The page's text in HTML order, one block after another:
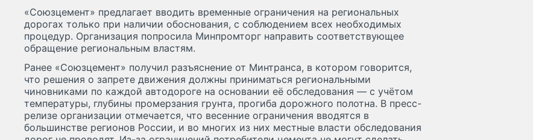
«Союзцемент» предлагает вводить временные ограничения на региональных
дорогах только при наличии обоснования, с соблюдением всех необходимых
процедур. Организация попросила Минпромторг направить соответствующее
обращение региональным властям.
Ранее «Союзцемент» получил разъяснение от Минтранса, в котором говорится,
что решения о запрете движения должны приниматься региональными
чиновниками по каждой автодороге на основании её обследования — с учётом
температуры, глубины промерзания грунта, прогиба дорожного полотна. В пресс-
релизе организации отмечается, что весенние ограничения вводятся в
большинстве регионов России, и во многих из них местные власти обследования